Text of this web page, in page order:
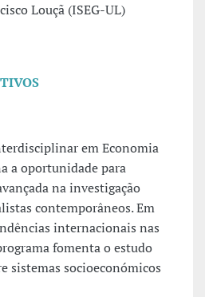
Louçã (ISEG-UL)
em Economia
a oportunidade para
na investigação
contemporâneos. Em
internacionais nas
fomenta o estudo
sistemas socioeconómicos